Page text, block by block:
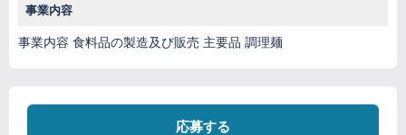
事業内容
事業内容 食料品の製造及び販売 主要品 調理麺
応募する